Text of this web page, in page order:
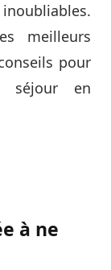
meilleurs
pour
séjour en
à ne